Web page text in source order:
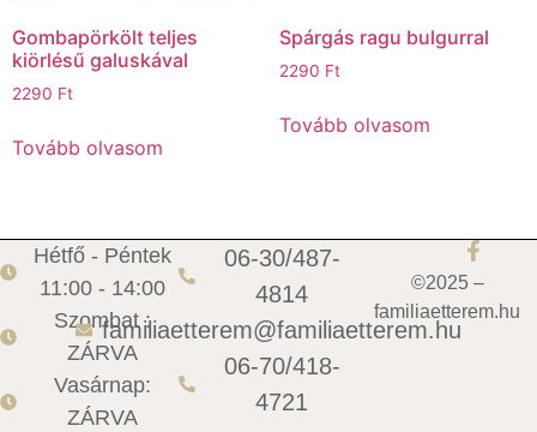
Gombapörkölt teljes
kiörlésű galuskával
2290 Ft
Tovább olvasom
Spárgás ragu bulgurral
2290 Ft
Tovább olvasom
Hétfő - Péntek
11:00 - 14:00
Szombat :
ZÁRVA
Vasárnap:
ZÁRVA
06-30/487-
4814
familiaetterem@familiaetterem.hu
06-70/418-
4721
©2025 –
familiaetterem.hu